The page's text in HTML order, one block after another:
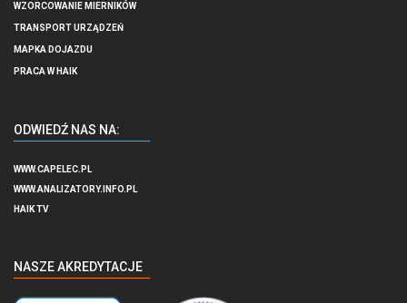
WZORCOWANIE MIERNIKÓW
TRANSPORT URZĄDZEŃ
MAPKA DOJAZDU
PRACA W HAIK
ODWIEDŹ NAS NA:
WWW.CAPELEC.PL
WWW.ANALIZATORY.INFO.PL
HAIK TV
NASZE AKREDYTACJE